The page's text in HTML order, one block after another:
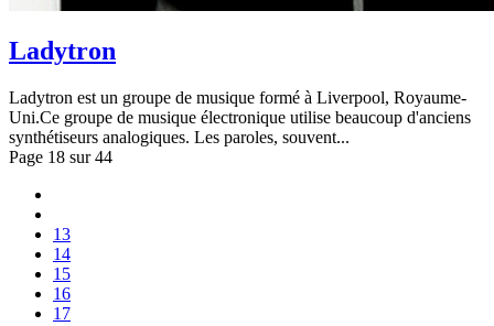
Ladytron
Ladytron est un groupe de musique formé à Liverpool, Royaume-
Uni.Ce groupe de musique électronique utilise beaucoup d'anciens
synthétiseurs analogiques. Les paroles, souvent...
Page 18 sur 44
13
14
15
16
17